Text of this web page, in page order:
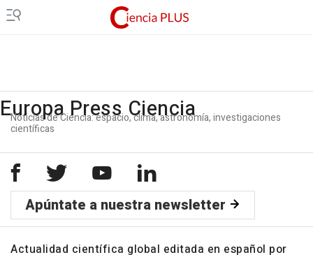
Europa Press Ciencia
Noticias de Ciencia: espacio, clima, astronomía, investigaciones
científicas
Apúntate a nuestra newsletter
Actualidad científica global editada en español por